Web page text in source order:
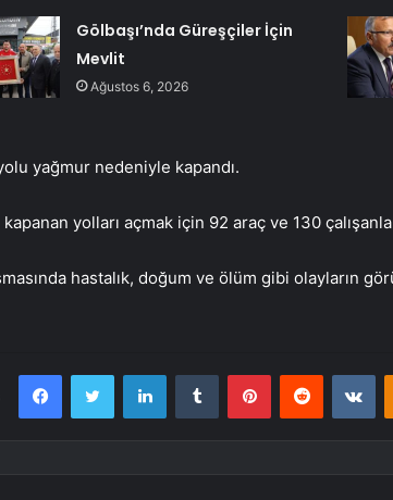
Gölbaşı’nda Güreşçiler İçin
Mevlit
Ağustos 6, 2026
yağmur nedeniyle kapandı.
yolları açmak için 92 araç ve 130
hastalık, doğum ve ölüm gibi olayların
FacebookTwitter LinkedInTumblr PinterestReddit